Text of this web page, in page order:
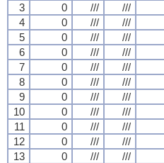
3
0 /// ///
4
0 /// ///
5
0 /// ///
6
0 /// ///
7
0 /// ///
8
0 /// ///
9
0 /// ///
10
0 /// ///
11
0 /// ///
12
0 /// ///
13
0 /// ///